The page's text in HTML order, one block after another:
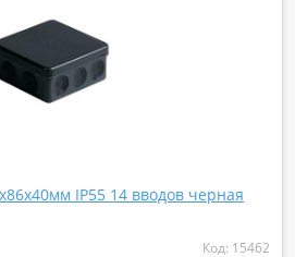
IP55 14 вводов черная
Код: 15462